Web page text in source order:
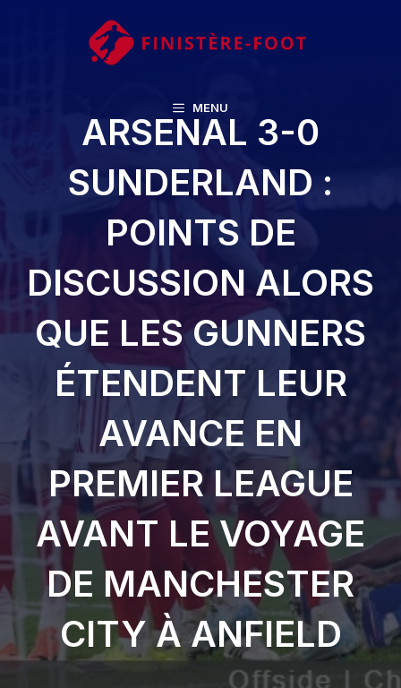
MENU
ARSENAL 3-0
SUNDERLAND :
POINTS DE
DISCUSSION ALORS
QUE LES GUNNERS
ÉTENDENT LEUR
AVANCE EN
PREMIER LEAGUE
AVANT LE VOYAGE
DE MANCHESTER
CITY À ANFIELD